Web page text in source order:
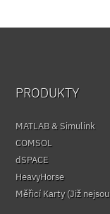
PRODUKTY
MATLAB & Simulink
COMSOL
dSPACE
HeavyHorse
Měřicí Karty (Již